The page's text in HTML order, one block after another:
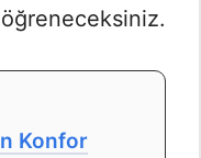
Konfor